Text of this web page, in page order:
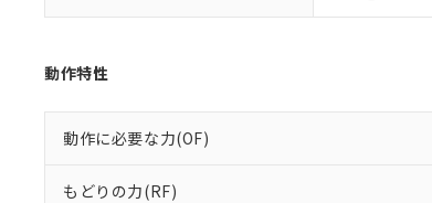
動作特性
動作に必要な力(OF)
もどりの力(RF)